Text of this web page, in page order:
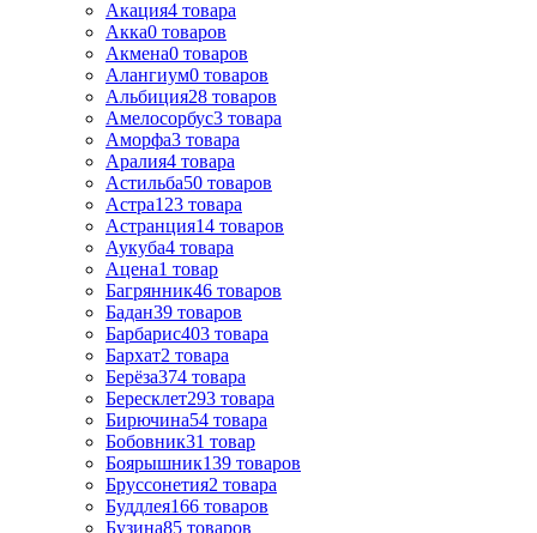
Акация4 товара
Акка0 товаров
Акмена0 товаров
Алангиум0 товаров
Альбиция28 товаров
Амелосорбус3 товара
Аморфа3 товара
Аралия4 товара
Астильба50 товаров
Астра123 товара
Астранция14 товаров
Аукуба4 товара
Ацена1 товар
Багрянник46 товаров
Бадан39 товаров
Барбарис403 товара
Бархат2 товара
Берёза374 товара
Бересклет293 товара
Бирючина54 товара
Бобовник31 товар
Боярышник139 товаров
Бруссонетия2 товара
Буддлея166 товаров
Бузина85 товаров